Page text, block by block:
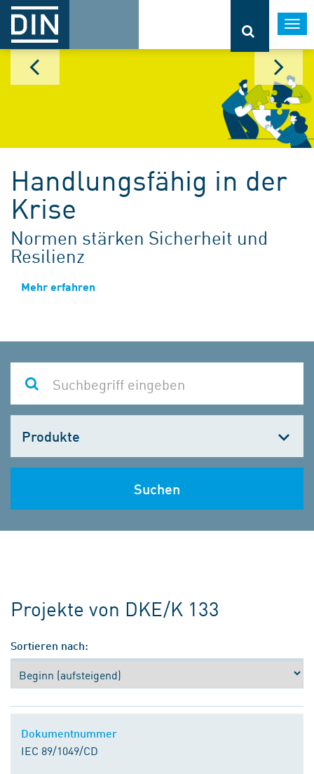
Handlungsfähig in der
Krise
Normen stärken Sicherheit und
Resilienz
Mehr erfahren
wählen
Suchen
Projekte von DKE/K 133
Sortieren nach:
Dokumentnummer
IEC 89/1049/CD